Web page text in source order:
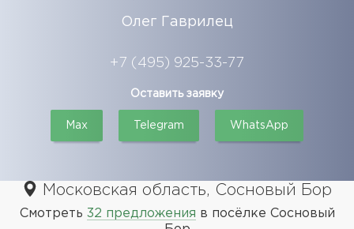
Олег Гаврилец
+7 (495) 925-33-77
Оставить заявку
Max Telegram WhatsApp
Московская область, Сосновый Бор
Смотреть 32 предложения в посёлке Сосновый